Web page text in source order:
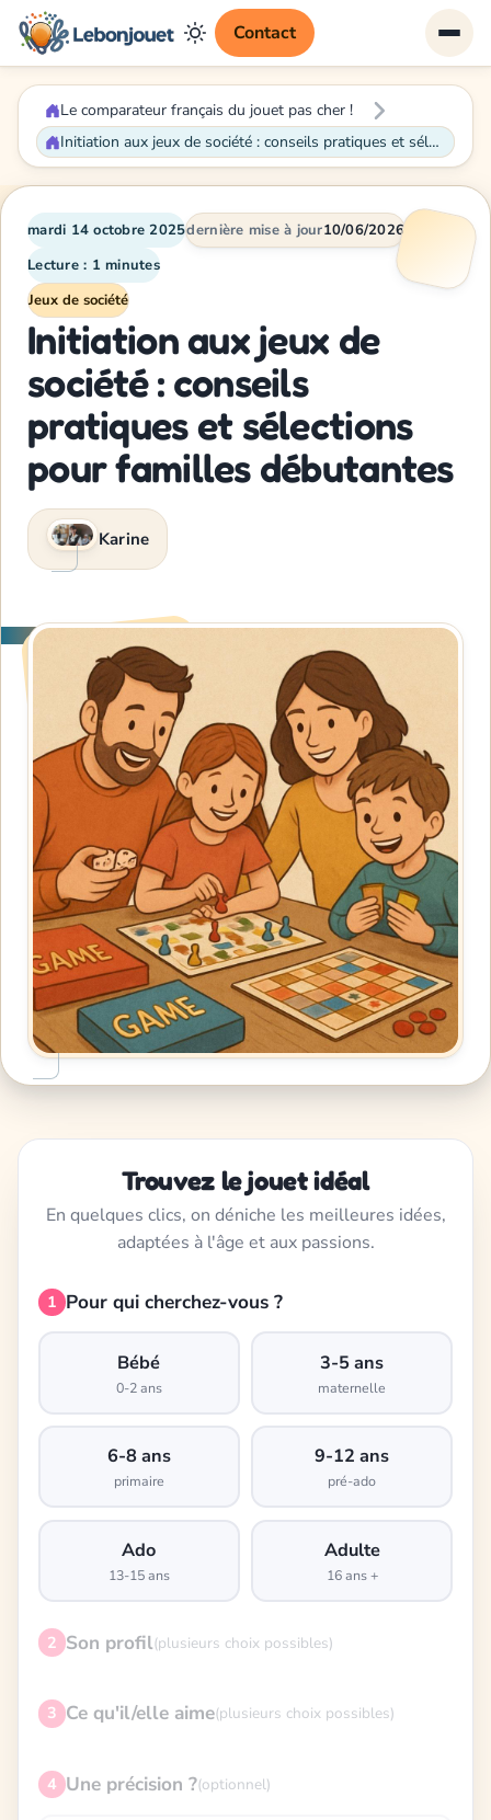
Contact
Le comparateur français du jouet pas cher !
Initiation aux jeux de société : conseils pratiques et sélections pour familles débutantes
mardi 14 octobre 2025dernière mise à jour10/06/2026
Lecture : 1 minutes
Jeux de société
Initiation aux jeux de
société : conseils
pratiques et sélections
pour familles débutantes
Karine
Trouvez le jouet idéal
En quelques clics, on déniche les meilleures idées,
adaptées à l'âge et aux passions.
1 Pour qui cherchez-vous ?
Bébé
0-2 ans
3-5 ans
maternelle
6-8 ans
primaire
9-12 ans
pré-ado
Ado
13-15 ans
Adulte
16 ans +
2 Son profil(plusieurs choix possibles)
3 Ce qu'il/elle aime(plusieurs choix possibles)
4 Une précision ?(optionnel)